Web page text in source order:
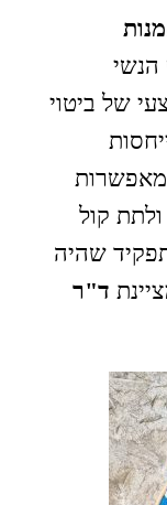
של ביטוי
מאפשרות
קול
שהיה
ד"ר